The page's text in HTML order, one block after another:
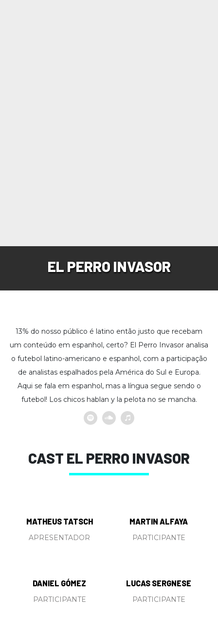
EL PERRO INVASOR
13% do nosso público é latino então justo que recebam
um conteúdo em espanhol, certo? El Perro Invasor analisa
o futebol latino-americano e espanhol, com a participação
de analistas espalhados pela América do Sul e Europa.
Aqui se fala em espanhol, mas a língua segue sendo o
futebol! Los chicos hablan y la pelota no se mancha.
CAST EL PERRO INVASOR
MATHEUS TATSCH
APRESENTADOR
MARTIN ALFAYA
PARTICIPANTE
DANIEL GÓMEZ
PARTICIPANTE
LUCAS SERGNESE
PARTICIPANTE